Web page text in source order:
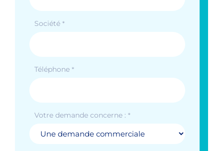
Société *
Téléphone *
Votre demande concerne : *